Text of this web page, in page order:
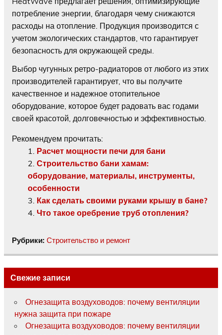
потребление энергии, благодаря чему снижаются
расходы на отопление. Продукция производится с
учетом экологических стандартов, что гарантирует
безопасность для окружающей среды.
Выбор чугунных ретро-радиаторов от любого из этих
производителей гарантирует, что вы получите
качественное и надежное отопительное
оборудование, которое будет радовать вас годами
своей красотой, долговечностью и эффективностью.
Рекомендуем прочитать:
Расчет мощности печи для бани
Строительство бани хамам:
оборудование, материалы, инструменты,
особенности
Как сделать своими руками крышу в бане?
Что такое оребрение труб отопления?
Рубрики: Строительство и ремонт
Свежие записи
Огнезащита воздуховодов: почему вентиляции
нужна защита при пожаре
Огнезащита воздуховодов: почему вентиляции